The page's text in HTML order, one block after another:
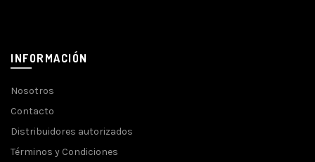
INFORMACIÓN
Nosotros
Contacto
Distribuidores autorizados
Términos y Condiciones